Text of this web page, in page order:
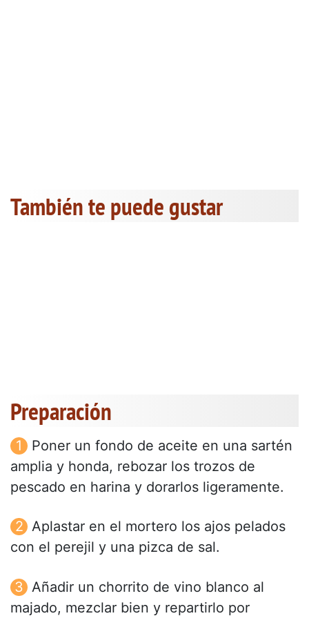
También te puede gustar
Preparación
Poner un fondo de aceite en una sartén
amplia y honda, rebozar los trozos de
pescado en harina y dorarlos ligeramente.
Aplastar en el mortero los ajos pelados
con el perejil y una pizca de sal.
Añadir un chorrito de vino blanco al
majado, mezclar bien y repartirlo por